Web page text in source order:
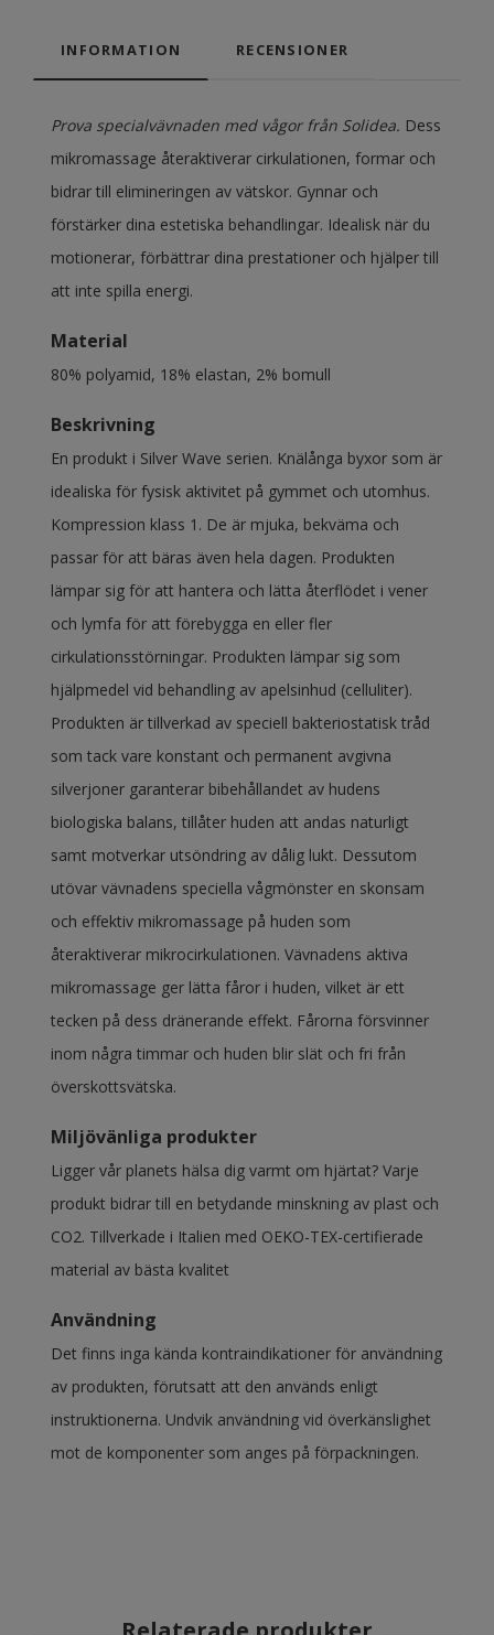
INFORMATION RECENSIONER
Prova specialvävnaden med vågor från Solidea. Dess
mikromassage återaktiverar cirkulationen, formar och
bidrar till elimineringen av vätskor. Gynnar och
förstärker dina estetiska behandlingar. Idealisk när du
motionerar, förbättrar dina prestationer och hjälper till
att inte spilla energi.
Material
80% polyamid, 18% elastan, 2% bomull
Beskrivning
En produkt i Silver Wave serien. Knälånga byxor som är
idealiska för fysisk aktivitet på gymmet och utomhus.
Kompression klass 1. De är mjuka, bekväma och
passar för att bäras även hela dagen. Produkten
lämpar sig för att hantera och lätta återflödet i vener
och lymfa för att förebygga en eller fler
cirkulationsstörningar. Produkten lämpar sig som
hjälpmedel vid behandling av apelsinhud (celluliter).
Produkten är tillverkad av speciell bakteriostatisk tråd
som tack vare konstant och permanent avgivna
silverjoner garanterar bibehållandet av hudens
biologiska balans, tillåter huden att andas naturligt
samt motverkar utsöndring av dålig lukt. Dessutom
utövar vävnadens speciella vågmönster en skonsam
och effektiv mikromassage på huden som
återaktiverar mikrocirkulationen. Vävnadens aktiva
mikromassage ger lätta fåror i huden, vilket är ett
tecken på dess dränerande effekt. Fårorna försvinner
inom några timmar och huden blir slät och fri från
överskottsvätska.
Miljövänliga produkter
Ligger vår planets hälsa dig varmt om hjärtat? Varje
produkt bidrar till en betydande minskning av plast och
CO2. Tillverkade i Italien med OEKO-TEX-certifierade
material av bästa kvalitet
Användning
Det finns inga kända kontraindikationer för användning
av produkten, förutsatt att den används enligt
instruktionerna. Undvik användning vid överkänslighet
mot de komponenter som anges på förpackningen.